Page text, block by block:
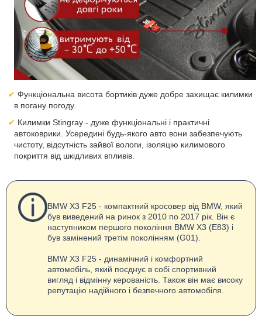
Функціональна висота бортиків дуже добре захищає килимки
в погану погоду.
Килимки Stingray - дуже функціональні і практичні
автоковрики. Усередині будь-якого авто вони забезпечують
чистоту, відсутність зайвої вологи, ізоляцію килимового
покриття від шкідливих впливів.
BMW X3 F25 - компактний кросовер від BMW, який
був виведений на ринок з 2010 по 2017 рік. Він є
наступником першого покоління BMW X3 (E83) і
був замінений третім поколінням (G01).
BMW X3 F25 - динамічний і комфортний
автомобіль, який поєднує в собі спортивний
вигляд і відмінну керованість. Також він має високу
репутацію надійного і безпечного автомобіля.